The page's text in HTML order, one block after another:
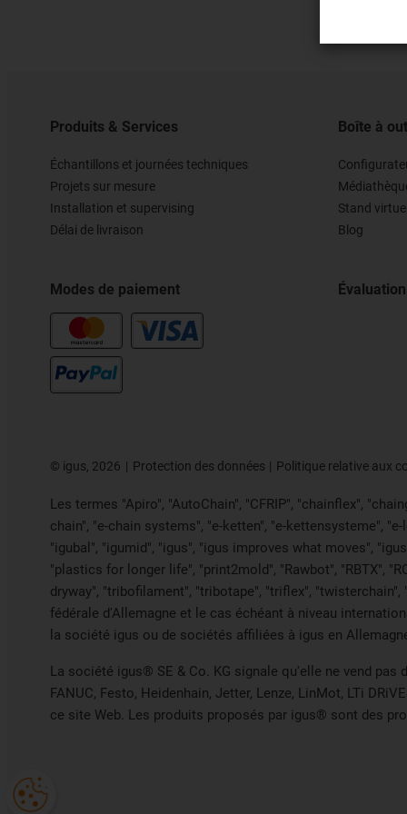
Produits & Services
Échantillons et journées techniques
Projets sur mesure
Installation et supervising
Délai de livraison
Modes de paiement
Boîte à
Stand virtuel
Blog
Évaluation
© igus, 2026 Protection des données Politique relative aux
Les termes "Apiro", "AutoChain", "CFRIP", "chainflex",
chain", "e-chain systems", "e-ketten", "e-kettensysteme",
"igubal", "igumid", "igus", "igus improves what moves",
"plastics for longer life", "print2mold", "Rawbot", "RBTX",
dryway", "tribofilament", "tribotape", "triflex",
fédérale d'Allemagne et le cas échéant à niveau
la société igus ou de sociétés affiliées à igus en
La société igus® SE & Co. KG signale qu'elle ne vend pas
FANUC, Festo, Heidenhain, Jetter, Lenze, LinMot, LTi
ce site Web. Les produits proposés par igus® sont des